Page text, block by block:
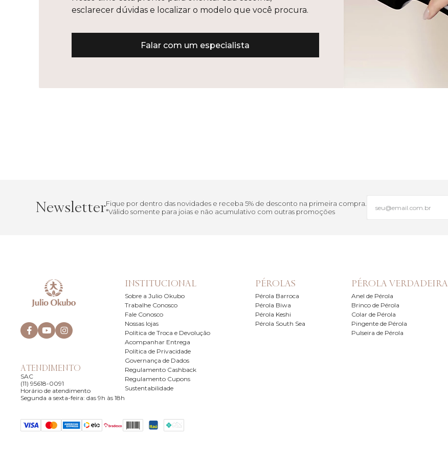
esclarecer dúvidas e localizar o modelo que você procura.
Falar com um especialista
NewsletterFique por dentro das novidades e receba 5% de desconto na primeira compra.
*Válido somente para joias e não acumulativo com outras promoções
ATENDIMENTO
SAC
(11) 95618-0091
Horário de atendimento
Segunda a sexta-feira: das 9h às 18h
INSTITUCIONAL
Sobre a Julio Okubo
Trabalhe Conosco
Fale Conosco
Nossas lojas
Política de Troca e Devolução
Acompanhar Entrega
Política de Privacidade
Governança de Dados
Regulamento Cashback
Regulamento Cupons
Sustentabilidade
PÉROLAS
Pérola Barroca
Pérola Biwa
Pérola Keshi
Pérola South Sea
PÉROLA VERDADEIRA
Anel de Pérola
Brinco de Pérola
Colar de Pérola
Pingente de Pérola
Pulseira de Pérola